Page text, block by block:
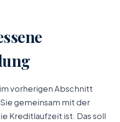
vorherigen Abschnitt
gemeinsam mit der
Kreditlaufzeit ist. Das soll